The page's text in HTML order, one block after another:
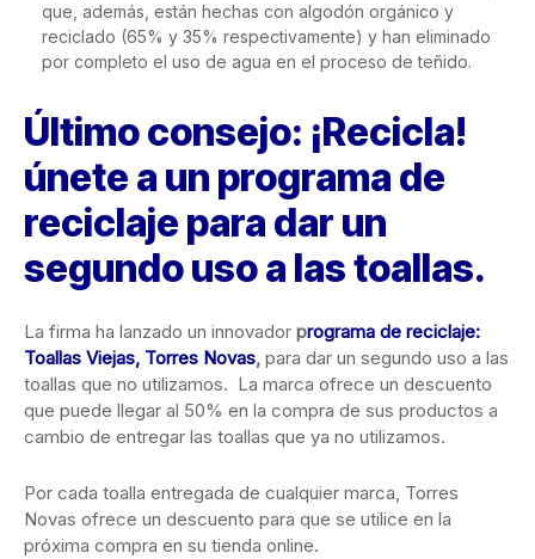
que, además, están hechas con algodón orgánico y
reciclado (65% y 35% respectivamente) y han eliminado
por completo el uso de agua en el proceso de teñido.
Último consejo: ¡Recicla!
únete a un programa de
reciclaje para dar un
segundo uso a las toallas.
La firma ha lanzado un innovador programa de reciclaje:
Toallas Viejas, Torres Novas, para dar un segundo uso a las
toallas que no utilizamos. La marca ofrece un descuento
que puede llegar al 50% en la compra de sus productos a
cambio de entregar las toallas que ya no utilizamos.
Por cada toalla entregada de cualquier marca, Torres
Novas ofrece un descuento para que se utilice en la
próxima compra en su tienda online.